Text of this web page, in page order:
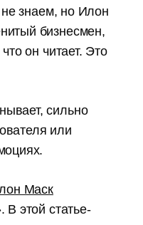
знаем, но Илон
бизнесмен,
он читает. Это
сильно
или
Маск
В этой статье-